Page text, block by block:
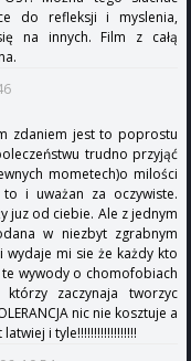
do refleksji i myslenia,
na innych. Film z całą
zdaniem jest to poprostu
trudno przyjąć
mometech)o milości
i uważan za oczywiste.
juz od ciebie. Ale z jednym
w niezbyt zgrabnym
mi sie że każdy kto
wywody o chomofobiach
zaczynaja tworzyc
nic nie kosztuje a
i tyle!!!!!!!!!!!!!!!!!!